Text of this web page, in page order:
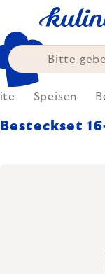
springen
Speisen
Besteckset